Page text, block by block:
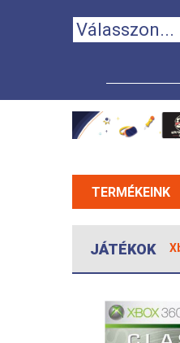
TERMÉKEINK
JÁTÉKOK